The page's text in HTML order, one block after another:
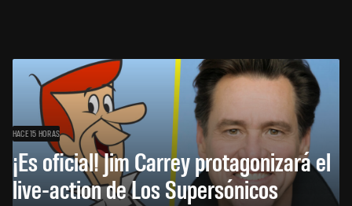
HACE 15 HORAS
¡Es oficial! Jim Carrey protagonizará el
live-action de Los Supersónicos